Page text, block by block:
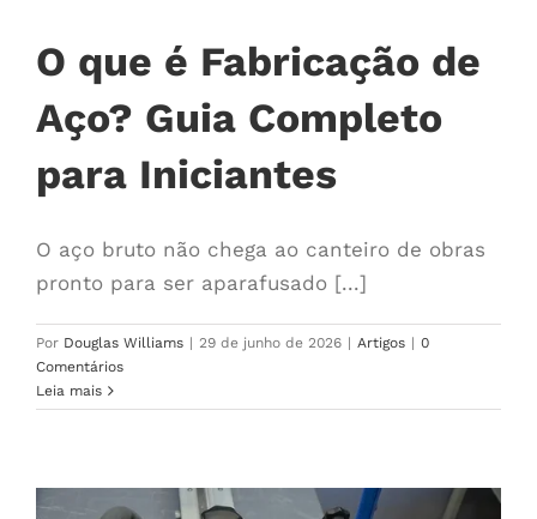
O que é Fabricação de
Aço? Guia Completo
para Iniciantes
O aço bruto não chega ao canteiro de obras
pronto para ser aparafusado [...]
Por Douglas Williams | 29 de junho de 2026 | Artigos | 0
Comentários
Leia mais